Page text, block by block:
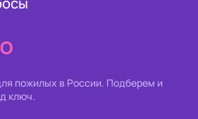
пожилых в России. Подберем и
ключ.